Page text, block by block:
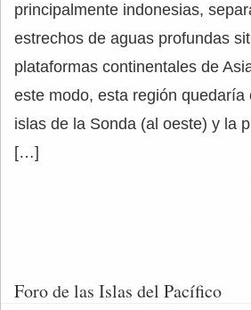
principalmente indonesias,
estrechos de aguas profundas
plataformas continentales de
este modo, esta región quedaría
islas de la Sonda (al oeste) y la
[…]
Foro de las Islas del Pacífico